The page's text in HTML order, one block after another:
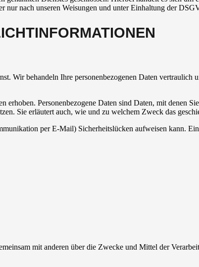
nur nach unseren Weisungen und unter Einhaltung der
Wir behandeln Ihre personenbezogenen Daten vertraulich
erhoben. Personenbezogene Daten sind Daten, mit denen
Sie erläutert auch, wie und zu welchem Zweck das
per E-Mail) Sicherheitslücken aufweisen kann.
mit anderen über die Zwecke und Mittel der